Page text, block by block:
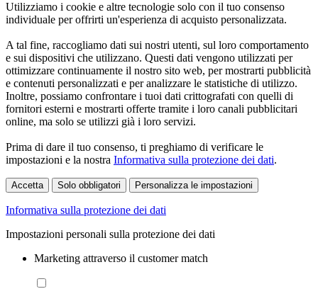
Utilizziamo i cookie e altre tecnologie solo con il tuo consenso
individuale per offrirti un'esperienza di acquisto personalizzata.
A tal fine, raccogliamo dati sui nostri utenti, sul loro comportamento
e sui dispositivi che utilizzano. Questi dati vengono utilizzati per
ottimizzare continuamente il nostro sito web, per mostrarti pubblicità
e contenuti personalizzati e per analizzare le statistiche di utilizzo.
Inoltre, possiamo confrontare i tuoi dati crittografati con quelli di
fornitori esterni e mostrarti offerte tramite i loro canali pubblicitari
online, ma solo se utilizzi già i loro servizi.
Prima di dare il tuo consenso, ti preghiamo di verificare le
impostazioni e la nostra Informativa sulla protezione dei dati.
Accetta Solo obbligatori Personalizza le impostazioni
Informativa sulla protezione dei dati
Impostazioni personali sulla protezione dei dati
Marketing attraverso il customer match